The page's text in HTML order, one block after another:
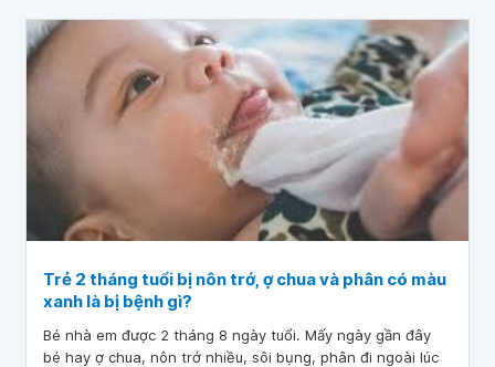
Trẻ 2 tháng tuổi bị nôn trớ, ợ chua và phân có màu
xanh là bị bệnh gì?
Bé nhà em được 2 tháng 8 ngày tuổi. Mấy ngày gần đây
bé hay ợ chua, nôn trớ nhiều, sôi bụng, phân đi ngoài lúc